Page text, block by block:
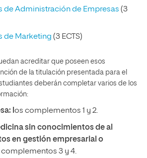
de Administración de Empresas (3
de Marketing (3 ECTS)
acreditar que poseen esos
de la titulación presentada para el
deberán completar varios de los
l os complementos 1 y 2.
sin conocimientos de al
en gestión empresarial o
complementos 3 y 4.